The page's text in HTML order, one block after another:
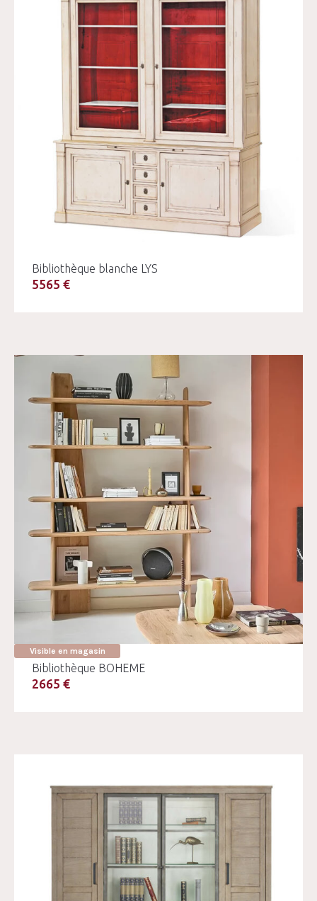
Bibliothèque blanche LYS
5565 €
Visible en magasin
Bibliothèque BOHEME
2665 €